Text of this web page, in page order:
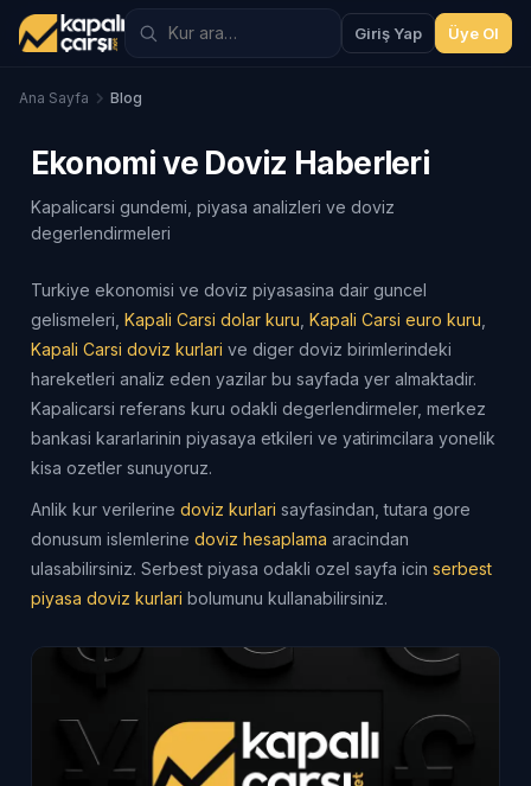
Giriş Yap Üye Ol
Ana Sayfa Blog
Ekonomi ve Doviz Haberleri
Kapalicarsi gundemi, piyasa analizleri ve doviz
degerlendirmeleri
Turkiye ekonomisi ve doviz piyasasina dair guncel
gelismeleri, Kapali Carsi dolar kuru Kapali Carsi euro kuru
Kapali Carsi doviz kurlari ve diger doviz birimlerindeki
hareketleri analiz eden yazilar bu sayfada yer almaktadir.
Kapalicarsi referans kuru odakli degerlendirmeler, merkez
bankasi kararlarinin piyasaya etkileri ve yatirimcilara yonelik
kisa ozetler sunuyoruz.
Anlik kur verilerine doviz kurlari sayfasindan, tutara gore
donusum islemlerine doviz hesaplama aracindan
ulasabilirsiniz. Serbest piyasa odakli ozel sayfa icin serbest
piyasa doviz kurlari bolumunu kullanabilirsiniz.